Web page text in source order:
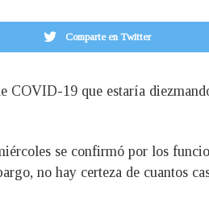
Comparte en Twitter
COVID-19 que estaría
se confirmó por los
no hay certeza de cuantos